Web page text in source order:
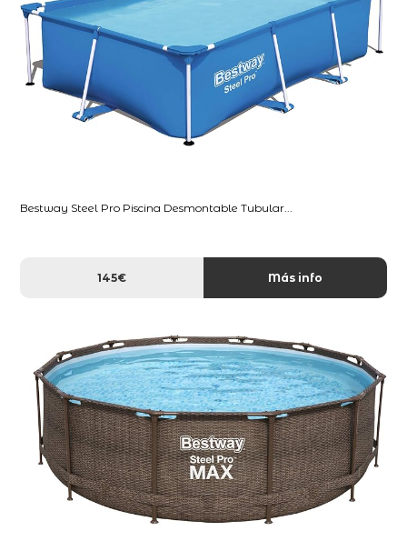
Bestway Steel Pro Piscina Desmontable Tubular...
145€ Más info